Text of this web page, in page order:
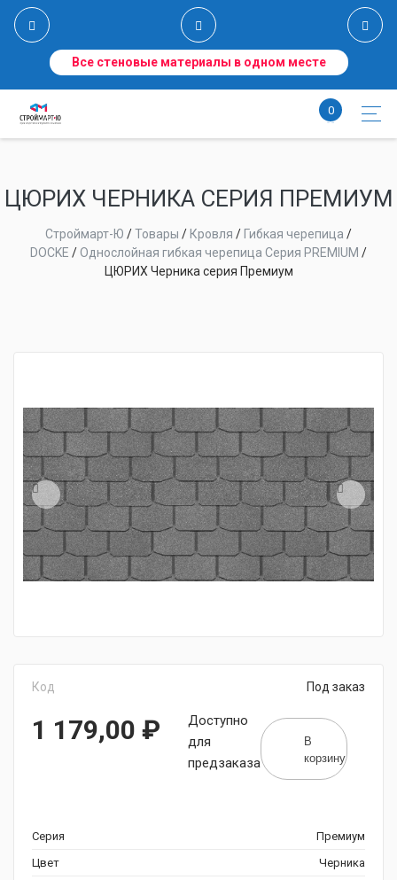
Все стеновые материалы в одном месте
0
ЦЮРИХ ЧЕРНИКА СЕРИЯ ПРЕМИУМ
Строймарт-Ю /Товары / Кровля / Гибкая черепица /
DOCKE /Однослойная гибкая черепица Серия PREMIUM /
ЦЮРИХ Черника серия Премиум
Код Под заказ
1 179,00 ₽
Доступно
для
предзаказа
В
корзину
Серия
Премиум
Цвет
Черника